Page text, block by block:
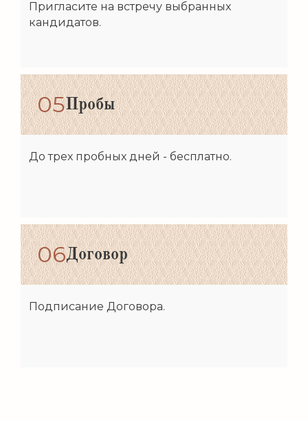
Пригласите на встречу выбранных
кандидатов.
05Пробы
До трех пробных дней - бесплатно.
06Договор
Подписание Договора.